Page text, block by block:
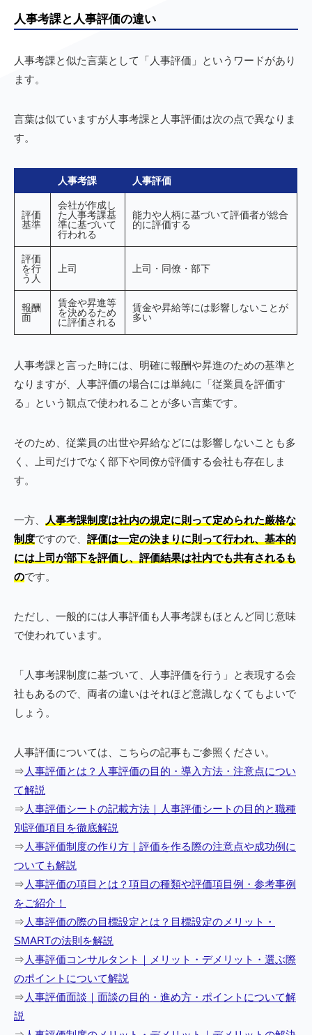
人事考課と人事評価の違い
人事考課と似た言葉として「人事評価」というワードがあり
ます。
言葉は似ていますが人事考課と人事評価は次の点で異なりま
す。
人事考課 人事評価
評価
基準
会社が作成し
た人事考課基
準に基づいて
行われる
能力や人柄に基づいて評価者が総合
的に評価する
評価
を行
う人
上司 上司・同僚・部下
報酬
面
賃金や昇進等
を決めるため
に評価される
賃金や昇給等には影響しないことが
多い
人事考課と言った時には、明確に報酬や昇進のための基準と
なりますが、人事評価の場合には単純に「従業員を評価す
る」という観点で使われることが多い言葉です。
そのため、従業員の出世や昇給などには影響しないことも多
く、上司だけでなく部下や同僚が評価する会社も存在しま
す。
一方、
人事考課制度は社内の規定に則って定められた厳格な
制度ですので、 評価は一定の決まりに則って行われ、基本的
には上司が部下を評価し、評価結果は社内でも共有されるも
のです。
ただし、一般的には人事評価も人事考課もほとんど同じ意味
で使われています。
「人事考課制度に基づいて、人事評価を行う」と表現する会
社もあるので、両者の違いはそれほど意識しなくてもよいで
しょう。
人事評価については、こちらの記事もご参照ください。
⇒ 人事評価とは？人事評価の目的・導入方法・注意点につい
て解説
⇒ 人事評価シートの記載方法｜人事評価シートの目的と職種
別評価項目を徹底解説
⇒ 人事評価制度の作り方｜評価を作る際の注意点や成功例に
ついても解説
⇒ 人事評価の項目とは？項目の種類や評価項目例・参考事例
をご紹介！
⇒ 人事評価の際の目標設定とは？目標設定のメリット・
SMARTの法則を解説
⇒ 人事評価コンサルタント｜メリット・デメリット・選ぶ際
のポイントについて解説
⇒ 人事評価面談｜面談の目的・進め方・ポイントについて解
説